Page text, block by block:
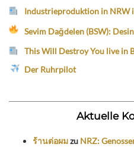
Industrieproduktion in NRW
Sevim Dağdelen (BSW):
This Will Destroy You live in
Der Ruhrpilot
Aktuelle
ร้านต่อผมzu NRZ: